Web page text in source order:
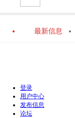
最新信息
登录
用户中心
发布信息
论坛